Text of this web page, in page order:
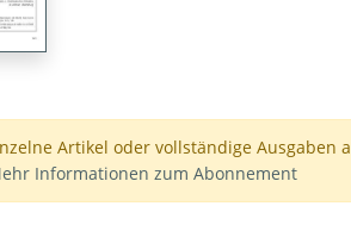
Artikel oder vollständige Ausgaben
Informationen zum Abonnement